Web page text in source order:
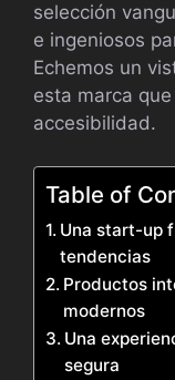
selección
e ingeniosos
Echemos un
esta marca
accesibilidad.
Table of
Una start-up
tendencias
Productos
modernos
Una
segura